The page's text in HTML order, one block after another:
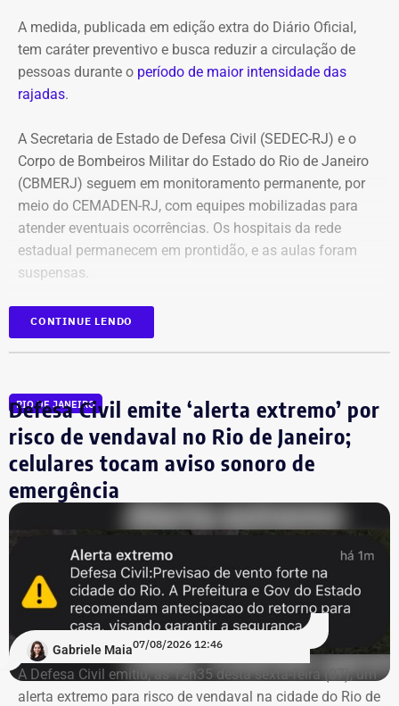
A medida, publicada em edição extra do Diário Oficial,
tem caráter preventivo e busca reduzir a circulação de
pessoas durante o período de maior intensidade das
rajadas.
A Secretaria de Estado de Defesa Civil (SEDEC-RJ) e o
Corpo de Bombeiros Militar do Estado do Rio de Janeiro
(CBMERJ) seguem em monitoramento permanente, por
meio do CEMADEN-RJ, com equipes mobilizadas para
atender eventuais ocorrências. Os hospitais da rede
estadual permanecem em prontidão, e as aulas foram
suspensas.
As autoridades orientam a população a evitar
deslocamentos desnecessários durante as rajadas de
acompanhar os comunicados dos canais oficiais. Em
caso de emergência, o Corpo de Bombeiros pode ser
acionado pelo telefone 193 ou pelo aplicativo 193RJ.
CONTINUE LENDO
RIO DE JANEIRO
Defesa Civil emite ‘alerta extremo’ por
risco de vendaval no Rio de Janeiro;
celulares tocam aviso sonoro de
emergência
Gabriele Maia07/08/2026 12:46
A Defesa Civil emitiu, às 12h35 desta sexta-feira (07), um
alerta extremo para risco de vendaval na cidade do Rio de